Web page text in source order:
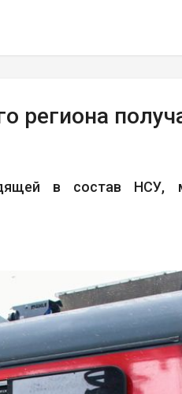
региона
в состав НСУ,